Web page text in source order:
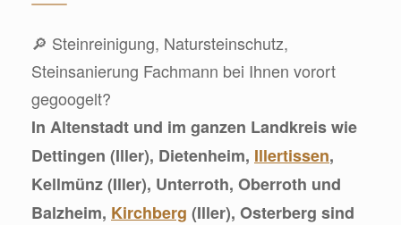
🔎 Steinreinigung, Natursteinschutz,
Steinsanierung Fachmann bei Ihnen vorort
gegoogelt?
In Altenstadt und im ganzen Landkreis wie
Dettingen (Iller), Dietenheim, Illertissen,
Kellmünz (Iller), Unterroth, Oberroth und
Balzheim, Kirchberg (Iller), Osterberg sind